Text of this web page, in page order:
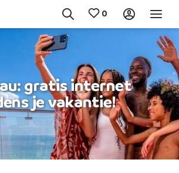
gratis internet
je vakantie!